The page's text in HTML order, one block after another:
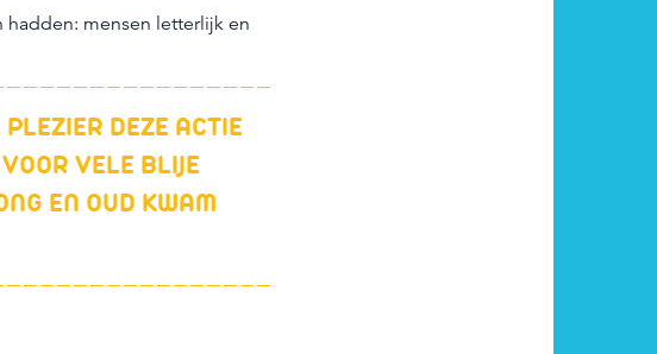
mensen letterlijk en
DEZE ACTIE
VELE BLIJE
EN OUD KWAM